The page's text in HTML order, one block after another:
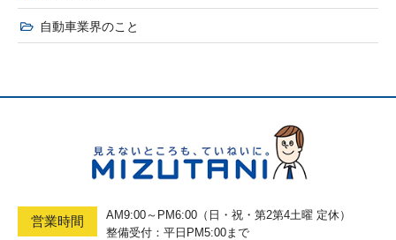
自動車業界のこと
営業時間
AM9:00～PM6:00（日・祝・第2第4土曜 定休）
整備受付：平日PM5:00まで